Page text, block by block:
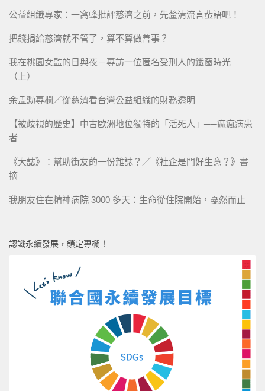
公益組織專家：一窩蜂批評慈濟之前，先釐清流言蜚語吧！
把錢捐給慈濟就不管了，算不算做善事？
我在桃園女監的日與夜－專訪一位匿名受刑人的鐵窗時光
（上）
余孟勳專欄／從慈濟看台灣公益組織的財務透明
【被歧視的歷史】中古歐洲地位獨特的「活死人」──痲瘋病患
者
《大誌》：幫助街友的一份雜誌？／《社企是門好生意？》書
摘
我朋友住在精神病院 3000 多天：生命從住院開始，戞然而止
認識永續發展，鎖定專欄！